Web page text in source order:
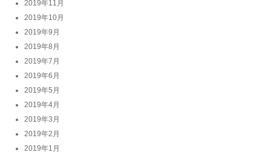
2019年11月
2019年10月
2019年9月
2019年8月
2019年7月
2019年6月
2019年5月
2019年4月
2019年3月
2019年2月
2019年1月